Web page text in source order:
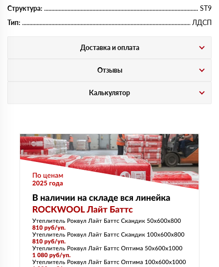
Структура:
ST9
Тип:
ЛДСП
Доставка и оплата
Отзывы
Калькулятор